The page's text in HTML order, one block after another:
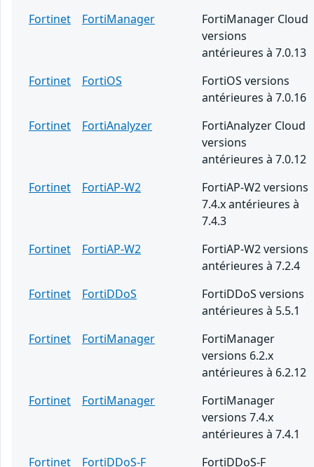
Fortinet
FortiManager
FortiManager Cloud
versions
antérieures à 7.0.13
Fortinet
FortiOS
FortiOS versions
antérieures à 7.0.16
Fortinet
FortiAnalyzer
FortiAnalyzer Cloud
versions
antérieures à 7.0.12
Fortinet
FortiAP-W2
FortiAP-W2 versions
7.4.x antérieures à
7.4.3
Fortinet
FortiAP-W2
FortiAP-W2 versions
antérieures à 7.2.4
Fortinet
FortiDDoS
FortiDDoS versions
antérieures à 5.5.1
Fortinet
FortiManager
FortiManager
versions 6.2.x
antérieures à 6.2.12
Fortinet
FortiManager
FortiManager
versions 7.4.x
antérieures à 7.4.1
Fortinet
FortiDDoS-F FortiDDoS-F